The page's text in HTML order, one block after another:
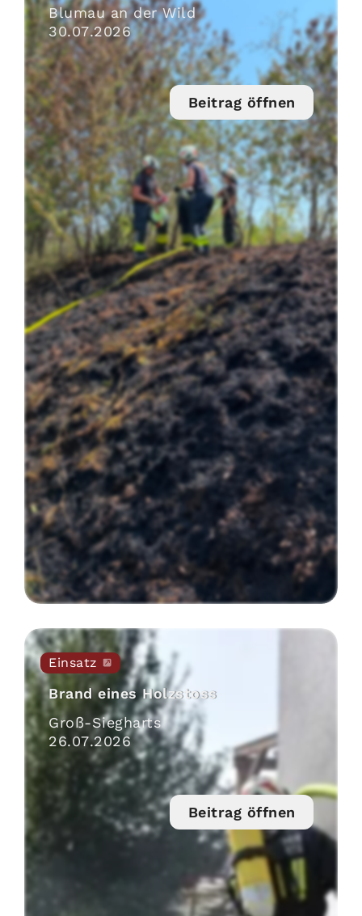
Blumau an der Wild
30.07.2026
Beitrag öffnen
Einsatz
Brand eines Holzstoss
Groß-Siegharts
26.07.2026
Beitrag öffnen